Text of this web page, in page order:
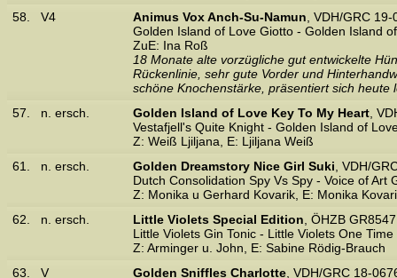
58.
V4 Animus Vox Anch-Su-Namun , VDH/GRC
Golden Island of Love Giotto - Golden Island
ZuE: Ina Roß
18 Monate alte vorzügliche gut entwickelte
Rückenlinie, sehr gute Vorder und
schöne Knochenstärke, präsentiert sich
57.
n. ersch. Golden Island of Love Key To My Heart ,
Vestafjell's Quite Knight - Golden Island of
Z: Weiß Ljiljana, E: Ljiljana Weiß
61.
n. ersch. Golden Dreamstory Nice Girl Suki , VDH/
Dutch Consolidation Spy Vs Spy - Voice of Art
Z: Monika u Gerhard Kovarik, E: Monika
62.
n. ersch. Little Violets Special Edition , ÖHZB
Little Violets Gin Tonic - Little Violets One Time
Z: Arminger u. John, E: Sabine Rödig-Brauch
63.
V Golden Sniffles Charlotte , VDH/GRC 18-